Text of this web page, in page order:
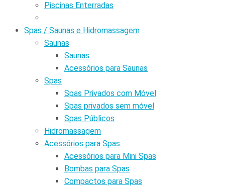
Piscinas Enterradas
Spas / Saunas e Hidromassagem
Saunas
Saunas
Acessórios para Saunas
Spas
Spas Privados com Móvel
Spas privados sem móvel
Spas Públicos
Hidromassagem
Acessórios para Spas
Acessórios para Mini Spas
Bombas para Spas
Compactos para Spas